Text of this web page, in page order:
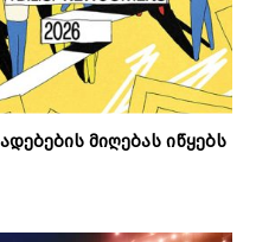
მიღებას იწყებს